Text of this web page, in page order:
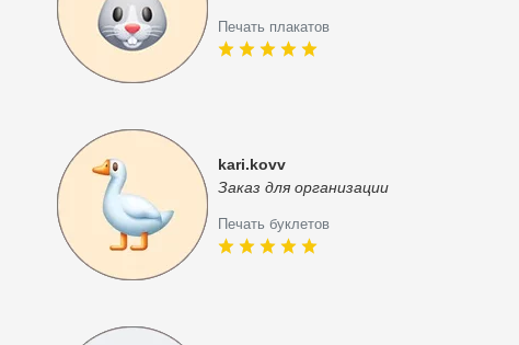
Печать плакатов
kari.kovv
Заказ для организации
Печать буклетов